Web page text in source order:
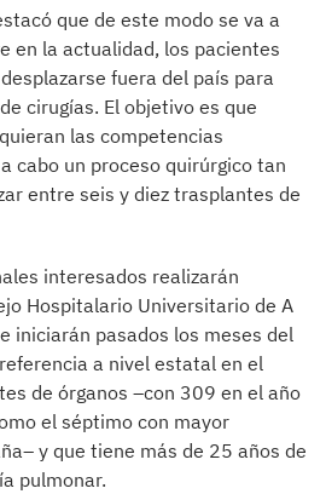
que de este modo se va a
en la actualidad, los pacientes
fuera del país para
cirugías. El objetivo es que
las competencias
cabo un proceso quirúrgico tan
entre seis y diez trasplantes de
interesados realizarán
Hospitalario Universitario de A
iniciarán pasados los meses del
a nivel estatal en el
de órganos –con 309 en el año
el séptimo con mayor
y que tiene más de 25 años de
pulmonar.